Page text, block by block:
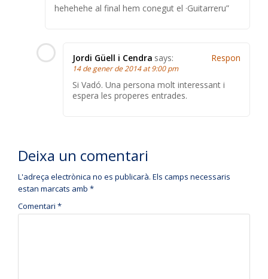
hehehehe al final hem conegut el ·Guitarreru”
Jordi Güell i Cendra says:
14 de gener de 2014 at 9:00 pm
Si Vadó. Una persona molt interessant i
espera les properes entrades.
Respon
Deixa un comentari
L'adreça electrònica no es publicarà. Els camps necessaris
estan marcats amb *
Comentari *